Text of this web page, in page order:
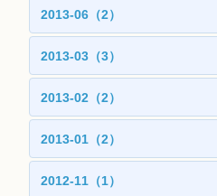
2013-06（2）
2013-03（3）
2013-02（2）
2013-01（2）
2012-11（1）